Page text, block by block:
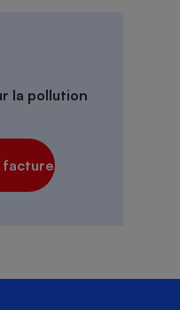
la pollution
facture